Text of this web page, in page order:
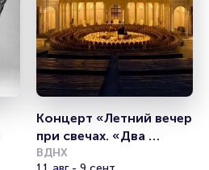
Концерт «Летний вечер
при свечах. «Два
рояля»
ВДНХ